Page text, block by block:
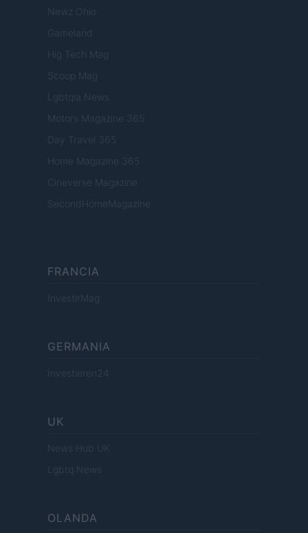
Newz Ohio
Gameland
Hig Tech Mag
Scoop Mag
Lgbtqia News
Motors Magazine 365
Day Travel 365
Home Magazine 365
Cineverse Magazine
SecondHomeMagazine
FRANCIA
InvestirMag
GERMANIA
Investieren24
UK
News Hub UK
Lgbtq News
OLANDA